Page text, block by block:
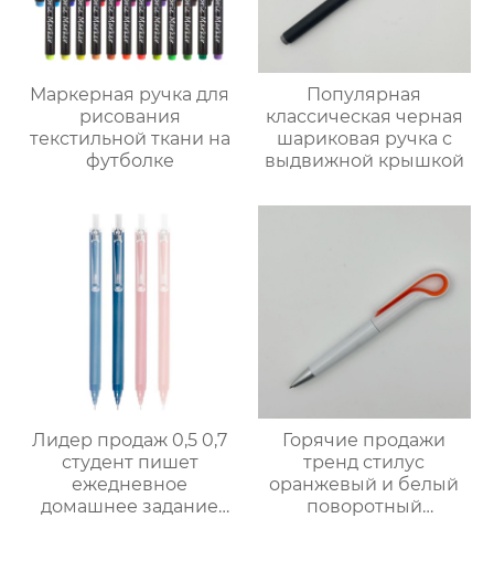
Маркерная ручка для
рисования
текстильной ткани на
футболке
Популярная
классическая черная
шариковая ручка с
выдвижной крышкой
Лидер продаж 0,5 0,7
студент пишет
ежедневное
домашнее задание
Горячие продажи
тренд стилус
оранжевый и белый
поворотный